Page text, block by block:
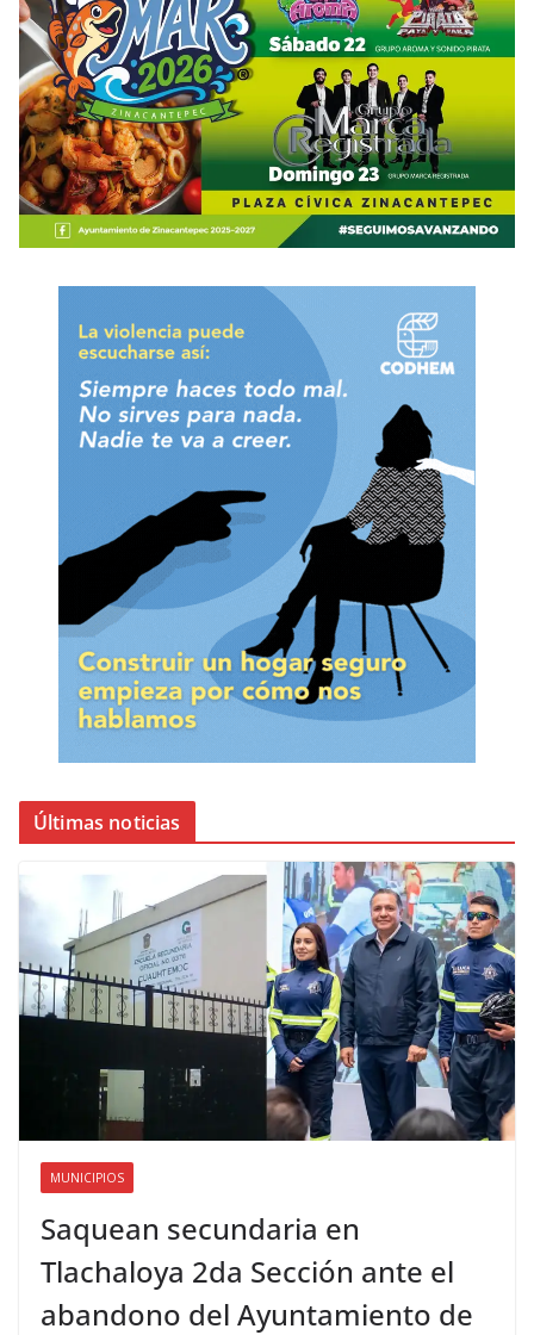
Últimas noticias
MUNICIPIOS
Saquean secundaria en
Tlachaloya 2da Sección ante el
abandono del Ayuntamiento de